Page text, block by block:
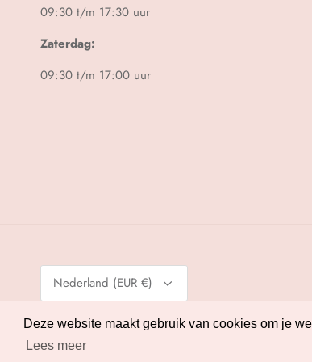
Deze website maakt gebruik van cookies om je
Lees meer
Deze website maakt gebruik van cookies om je
Lees meer
09:30 t/m 17:30 uur
Zaterdag:
09:30 t/m 17:00 uur
Valuta
Nederland (EUR €)
© 2026Melman Lingerie.Powered by Shopify